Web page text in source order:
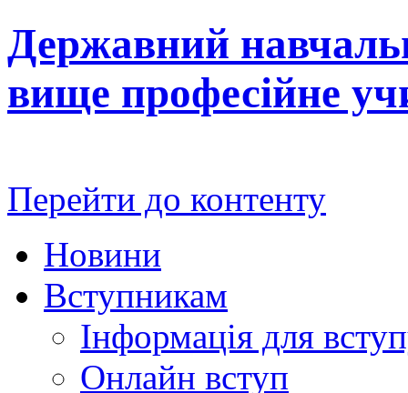
Державний
вище професійне
Перейти до контенту
Новини
Вступникам
Інформація для
Онлайн вступ